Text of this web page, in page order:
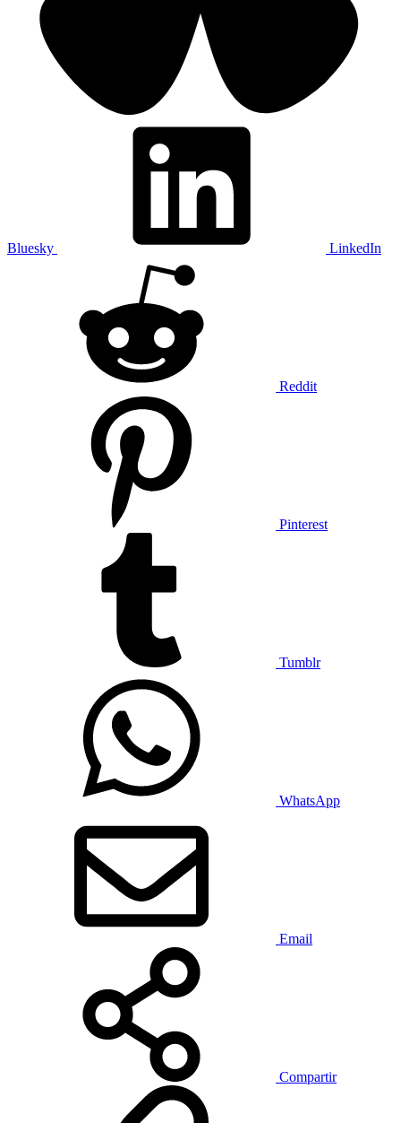
Bluesky LinkedIn
Reddit
Pinterest
Tumblr
WhatsApp
Email
Compartir